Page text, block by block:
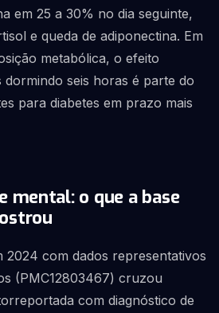
em 25 a 30% no dia seguinte,
e queda de adiponectina. Em
metabólica, o efeito
dormindo seis horas é parte do
para diabetes em prazo mais
mental: o que a base
2024 com dados representativos
(PMC12803467) cruzou
com diagnóstico de